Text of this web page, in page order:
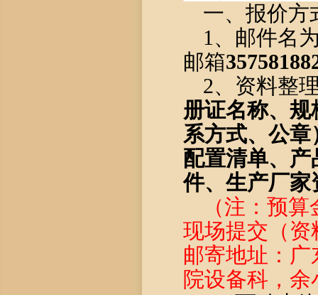
一、报价方
1、 邮件名
邮箱
2、 资料整
册证名称、 规
系方式、公章
配置清单、 产
件、 生产厂家
（注：预算
现场提交 （
邮寄地址：
院设备科，余